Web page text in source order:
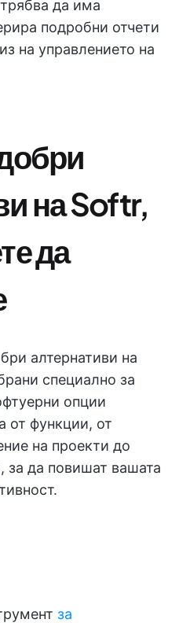
да има
подробни отчети
на управлението на
на Softr,
да
алтернативи на
специално за
опции
от функции, от
на проекти до
за да повишат вашата
за